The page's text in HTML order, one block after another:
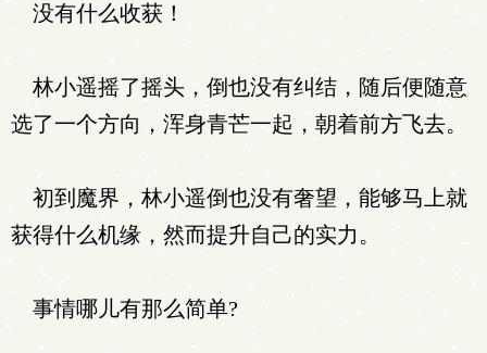
没有什么收获！
林小遥摇了摇头，倒也没有纠结，随后便随意
选了一个方向，浑身青芒一起，朝着前方飞去。
初到魔界，林小遥倒也没有奢望，能够马上就
获得什么机缘，然而提升自己的实力。
事情哪儿有那么简单?